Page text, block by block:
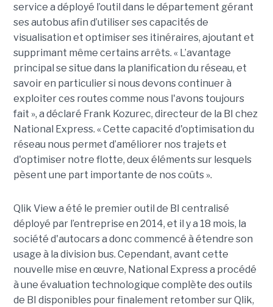
service a déployé l’outil dans le département gérant
ses autobus afin d’utiliser ses capacités de
visualisation et optimiser ses itinéraires, ajoutant et
supprimant même certains arrêts. « L’avantage
principal se situe dans la planification du réseau, et
savoir en particulier si nous devons continuer à
exploiter ces routes comme nous l'avons toujours
fait », a déclaré Frank Kozurec, directeur de la BI chez
National Express. « Cette capacité d'optimisation du
réseau nous permet d’améliorer nos trajets et
d'optimiser notre flotte, deux éléments sur lesquels
pèsent une part importante de nos coûts ».
Qlik View a été le premier outil de BI centralisé
déployé par l’entreprise en 2014, et il y a 18 mois, la
société d'autocars a donc commencé à étendre son
usage à la division bus. Cependant, avant cette
nouvelle mise en œuvre, National Express a procédé
à une évaluation technologique complète des outils
de BI disponibles pour finalement retomber sur Qlik,